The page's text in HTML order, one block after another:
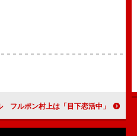
地元の魅力をアピール フルポン村上は「目下恋活中」